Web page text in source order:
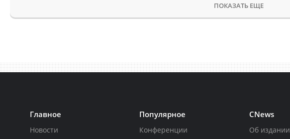
ПОКАЗАТЬ ЕЩЕ
Главное
Новости
Популярное
Конференции
CNews
Об издании